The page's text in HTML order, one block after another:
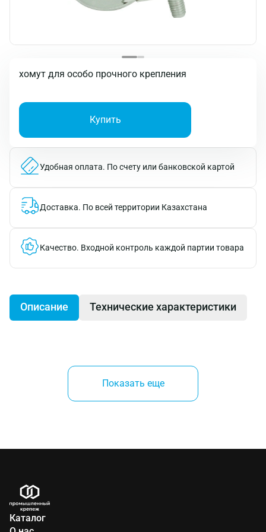
хомут для особо прочного крепления
Купить
Удобная оплата. По счету или банковской картой
Доставка. По всей территории Казахстана
Качество. Входной контроль каждой партии товара
Описание Технические характеристики
Применение:
- Для соединений, где требуется изоляция с
- Завальцованные края хомута предотвращают
повреждения соединяемых труб
Показать еще
Каталог